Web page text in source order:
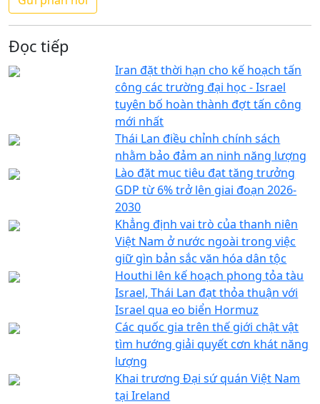
Đọc tiếp
Iran đặt thời hạn cho kế hoạch tấn
công các trường đại học - Israel
tuyên bố hoàn thành đợt tấn công
mới nhất
Thái Lan điều chỉnh chính sách
nhằm bảo đảm an ninh năng lượng
Lào đặt mục tiêu đạt tăng trưởng
GDP từ 6% trở lên giai đoạn 2026-
2030
Khẳng định vai trò của thanh niên
Việt Nam ở nước ngoài trong việc
giữ gìn bản sắc văn hóa dân tộc
Houthi lên kế hoạch phong tỏa tàu
Israel, Thái Lan đạt thỏa thuận với
Israel qua eo biển Hormuz
Các quốc gia trên thế giới chật vật
tìm hướng giải quyết cơn khát năng
lượng
Khai trương Đại sứ quán Việt Nam
tại Ireland